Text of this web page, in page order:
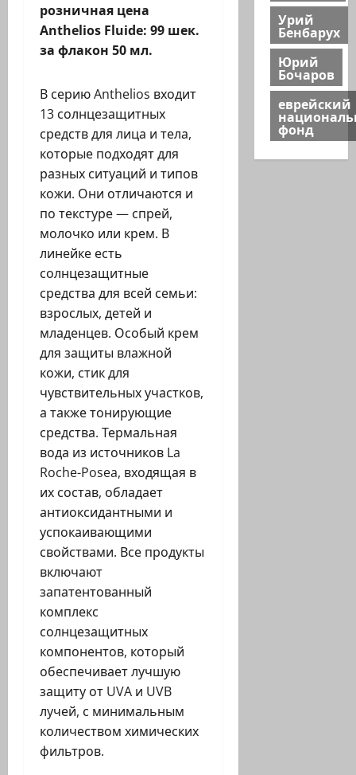
розничная цена
Anthelios Fluide: 99 шек.
за флакон 50 мл.
В серию Anthelios входит
13 солнцезащитных
средств для лица и тела,
которые подходят для
разных ситуаций и типов
кожи. Они отличаются и
по текстуре — спрей,
молочко или крем. В
линейке есть
солнцезащитные
средства для всей семьи:
взрослых, детей и
младенцев. Особый крем
для защиты влажной
кожи, стик для
чувствительных участков,
а также тонирующие
средства. Термальная
вода из источников La
Roche-Posea, входящая в
их состав, обладает
антиоксидантными и
успокаивающими
свойствами. Все продукты
включают
запатентованный
комплекс
солнцезащитных
компонентов, который
обеспечивает лучшую
защиту от UVA и UVB
лучей, с минимальным
количеством химических
фильтров.
Урий
Бенбарух
Юрий
Бочаров
еврейский
фонд